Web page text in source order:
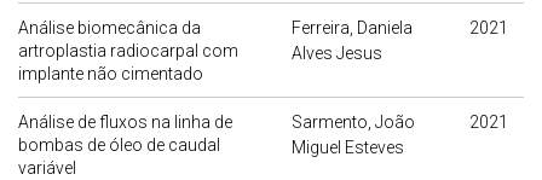
Análise biomecânica da
artroplastia radiocarpal com
implante não cimentado
Ferreira, Daniela
Alves Jesus
2021
Análise de fluxos na linha de
bombas de óleo de caudal
variável
Sarmento, João
Miguel Esteves
2021